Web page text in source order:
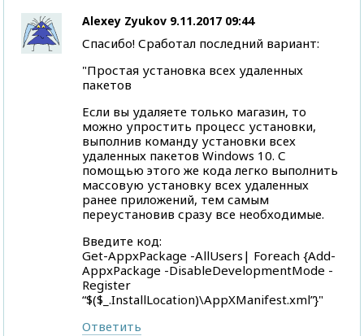
Alexey Zyukov 9.11.2017 09:44
Спасибо! Сработал последний вариант:
"Простая установка всех удаленных
пакетов
Если вы удаляете только магазин, то
можно упростить процесс установки,
выполнив команду установки всех
удаленных пакетов Windows 10. С
помощью этого же кода легко выполнить
массовую установку всех удаленных
ранее приложений, тем самым
переустановив сразу все необходимые.
Введите код:
Get-AppxPackage -AllUsers| Foreach {Add-
AppxPackage -DisableDevelopmentMode -
Register
“$($_.InstallLocation)\AppXManifest.xml”}"
Ответить